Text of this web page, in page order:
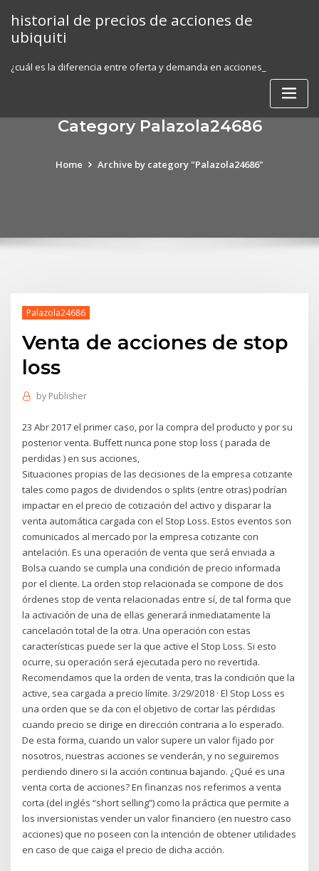
content
historial de precios de acciones de
ubiquiti
¿cuál es la diferencia entre oferta y demanda en acciones_
Category Palazola24686
Home Archive by category "Palazola24686"
Palazola24686
Venta de acciones de stop
loss
by Publisher
23 Abr 2017 el primer caso, por la compra del producto y por su
posterior venta. Buffett nunca pone stop loss ( parada de
perdidas ) en sus acciones,
Situaciones propias de las decisiones de la empresa cotizante
tales como pagos de dividendos o splits (entre otras) podrían
impactar en el precio de cotización del activo y disparar la
venta automática cargada con el Stop Loss. Estos eventos son
comunicados al mercado por la empresa cotizante con
antelación. Es una operación de venta que será enviada a
Bolsa cuando se cumpla una condición de precio informada
por el cliente. La orden stop relacionada se compone de dos
órdenes stop de venta relacionadas entre sí, de tal forma que
la activación de una de ellas generará inmediatamente la
cancelación total de la otra. Una operación con estas
características puede ser la que active el Stop Loss. Si esto
ocurre, su operación será ejecutada pero no revertida.
Recomendamos que la orden de venta, tras la condición que la
active, sea cargada a precio límite. 3/29/2018 · El Stop Loss es
una orden que se da con el objetivo de cortar las pérdidas
cuando precio se dirige en dirección contraria a lo esperado.
De esta forma, cuando un valor supere un valor fijado por
nosotros, nuestras acciones se venderán, y no seguiremos
perdiendo dinero si la acción continua bajando. ¿Qué es una
venta corta de acciones? En finanzas nos referimos a venta
corta (del inglés “short selling”) como la práctica que permite a
los inversionistas vender un valor financiero (en nuestro caso
acciones) que no poseen con la intención de obtener utilidades
en caso de que caiga el precio de dicha acción.